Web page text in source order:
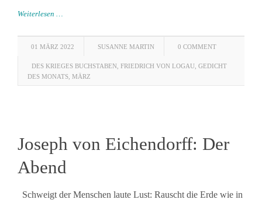
Weiterlesen …
01 MÄRZ 2022 SUSANNE MARTIN 0 COMMENT
DES KRIEGES BUCHSTABEN FRIEDRICH VON LOGAU GEDICHT
DES MONATS MÄRZ
Joseph von Eichendorff: Der
Abend
Schweigt der Menschen laute Lust: Rauscht die Erde wie in